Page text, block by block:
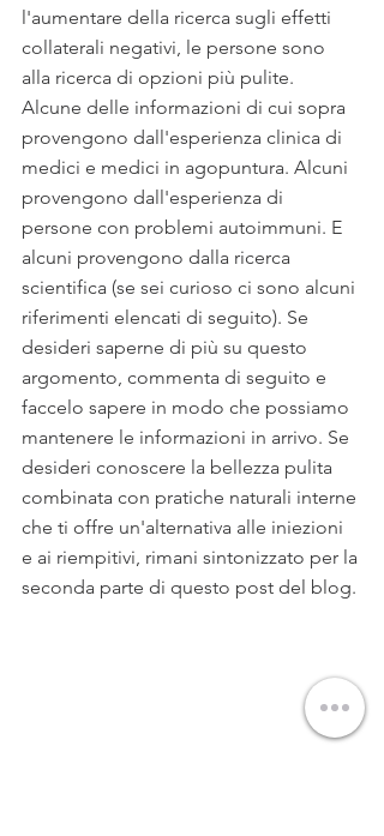
l'aumentare della ricerca sugli effetti
collaterali negativi, le persone sono
alla ricerca di opzioni più pulite.
Alcune delle informazioni di cui sopra
provengono dall'esperienza clinica di
medici e medici in agopuntura. Alcuni
provengono dall'esperienza di
persone con problemi autoimmuni. E
alcuni provengono dalla ricerca
scientifica (se sei curioso ci sono alcuni
riferimenti elencati di seguito). Se
desideri saperne di più su questo
argomento, commenta di seguito e
faccelo sapere in modo che possiamo
mantenere le informazioni in arrivo. Se
desideri conoscere la bellezza pulita
combinata con pratiche naturali interne
che ti offre un'alternativa alle iniezioni
e ai riempitivi, rimani sintonizzato per la
seconda parte di questo post del blog.